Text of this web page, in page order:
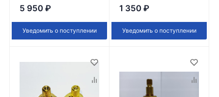
5 950 ₽
Уведомить о поступлении
1 350 ₽
Уведомить о поступлении